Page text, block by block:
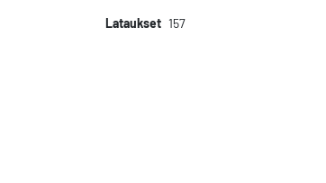
Lataukset 157